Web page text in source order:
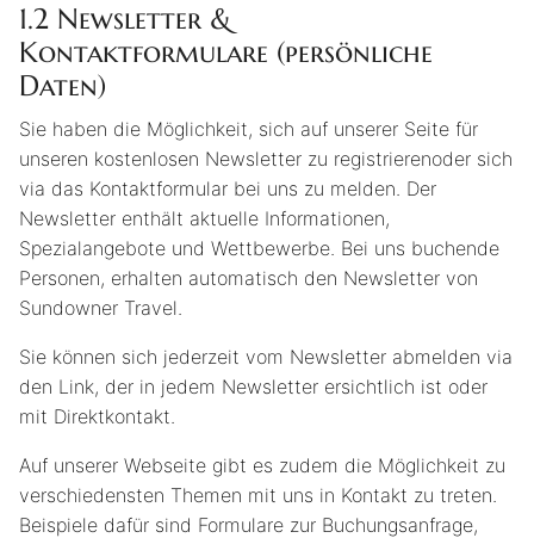
1.2 Newsletter &
Kontaktformulare (persönliche
Daten)
Sie haben die Möglichkeit, sich auf unserer Seite für
unseren kostenlosen Newsletter zu registrierenoder sich
via das Kontaktformular bei uns zu melden. Der
Newsletter enthält aktuelle Informationen,
Spezialangebote und Wettbewerbe. Bei uns buchende
Personen, erhalten automatisch den Newsletter von
Sundowner Travel.
Sie können sich jederzeit vom Newsletter abmelden via
den Link, der in jedem Newsletter ersichtlich ist oder
mit Direktkontakt.
Auf unserer Webseite gibt es zudem die Möglichkeit zu
verschiedensten Themen mit uns in Kontakt zu treten.
Beispiele dafür sind Formulare zur Buchungsanfrage,